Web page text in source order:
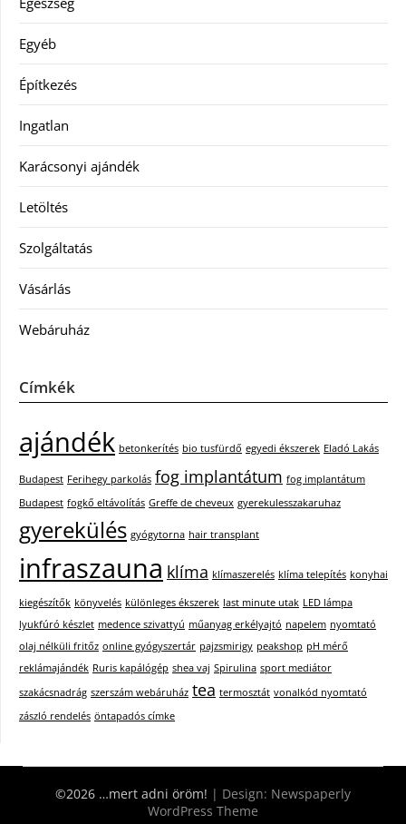
Egyéb
Építkezés
Ingatlan
Karácsonyi ajándék
Letöltés
Szolgáltatás
Vásárlás
Webáruház
Címkék
ajándék betonkerítés bio tusfürdő egyedi ékszerek Eladó Lakás
Budapest Ferihegy parkolás fog implantátum fog implantátum
Budapest fogkő eltávolítás Greffe de cheveux gyerekulesszakaruhaz
gyerekülés gyógytorna hair transplant
infraszauna klíma klímaszerelés klíma telepítés konyhai
kiegészítők könyvelés különleges ékszerek last minute utak LED lámpa
lyukfúró készlet medence szivattyú műanyag erkélyajtó napelem nyomtató
olaj nélküli fritőz online gyógyszertár pajzsmirigy peakshop pH mérő
reklámajándék Ruris kapálógép shea vaj Spirulina sport mediátor
szakácsnadrág szerszám webáruház tea termosztát vonalkód nyomtató
zászló rendelés öntapadós címke
©2026 …mert adni öröm! | Design: Newspaperly
WordPress Theme